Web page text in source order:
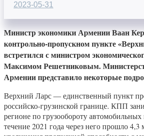
2023-05-31
Министр экономики Армении Ваан
контрольно-пропускном пункте
встретился с министром
Максимом Решетниковым.
Армении представило некоторые
Верхний Ларс — единственный пункт
российско-грузинской границе. КПП
регионе по грузообороту автомобильных
течение 2021 года через него прошло